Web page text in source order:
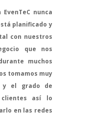
nunca
planificado y
con nuestros
que nos
muchos
tomamos muy
y el grado de
así lo
en las redes